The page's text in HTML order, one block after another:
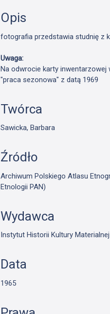
Opis
fotografia przedstawia studnię z
Uwaga:
Na odwrocie karty inwentarzowej
"praca sezonowa" z datą 1969
Twórca
Sawicka, Barbara
Źródło
Archiwum Polskiego Atlasu
Etnologii PAN)
Wydawca
Instytut Historii Kultury Materialnej
Data
1965